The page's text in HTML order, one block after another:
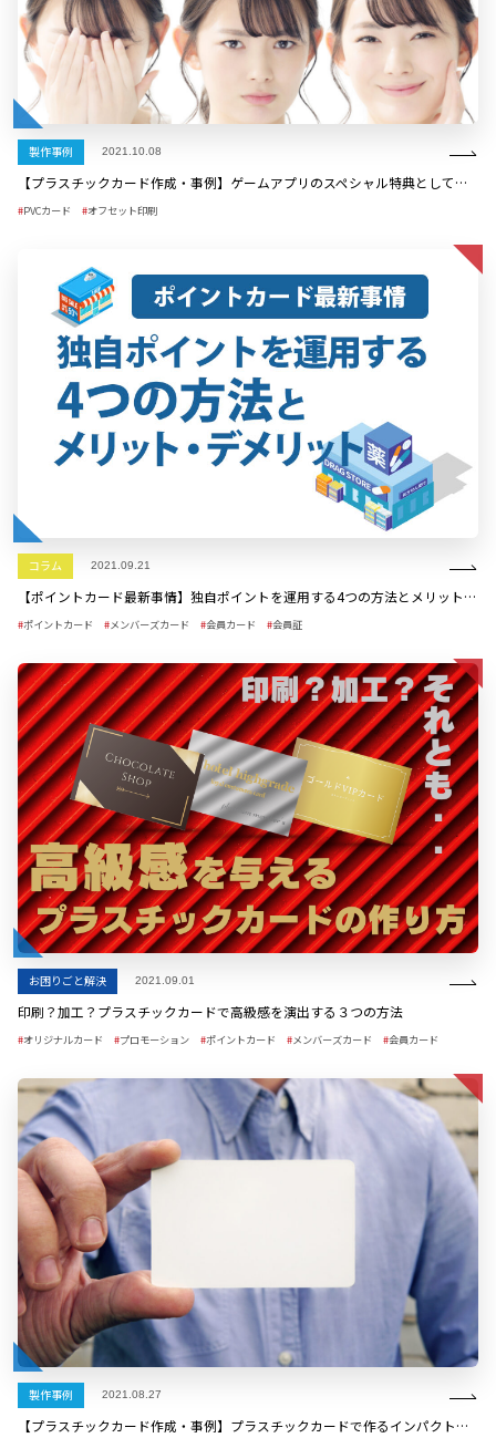
製作事例 2021.10.08
【プラスチックカード作成・事例】ゲームアプリのスペシャル特典としてのプラスチックカードの活用
PVCカード オフセット印刷
コラム 2021.09.21
【ポイントカード最新事情】独自ポイントを運用する4つの方法とメリットデメリット
ポイントカード メンバーズカード 会員カード 会員証
お困りごと解決 2021.09.01
印刷？加工？プラスチックカードで高級感を演出する３つの方法
オリジナルカード プロモーション ポイントカード メンバーズカード 会員カード
製作事例 2021.08.27
【プラスチックカード作成・事例】プラスチックカードで作るインパクトのある名刺